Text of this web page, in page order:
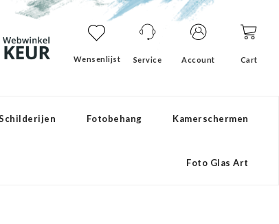
Wensenlijst Service Account Cart
Fotobehang Kamerschermen
Foto Glas Art